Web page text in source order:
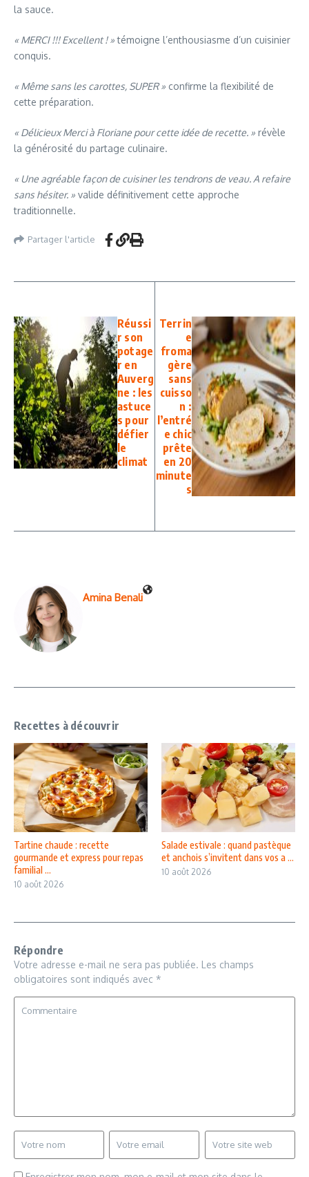
la sauce.
« MERCI !!! Excellent ! »témoigne l’enthousiasme d’un cuisinier
conquis.
« Même sans les carottes, SUPER » confirme la flexibilité de
cette préparation.
« Délicieux Merci à Floriane pour cette idée de recette. » révèle
la générosité du partage culinaire.
« Une agréable façon de cuisiner les tendrons de veau. A refaire
sans hésiter. » valide définitivement cette approche
traditionnelle.
Partager l'article
Réussi
r son
potage
r en
Auverg
ne : les
astuce
s pour
défier
le
climat
Terrin
e
froma
gère
sans
cuisso
n :
l’entré
e chic
prête
en 20
minute
s
Amina Benali
Recettes à découvrir
Tartine chaude : recette
gourmande et express pour repas
familial ...
10 août 2026
Salade estivale : quand pastèque
et anchois s’invitent dans vos a ...
10 août 2026
Répondre
Votre adresse e-mail ne sera pas publiée. Les champs
obligatoires sont indiqués avec *